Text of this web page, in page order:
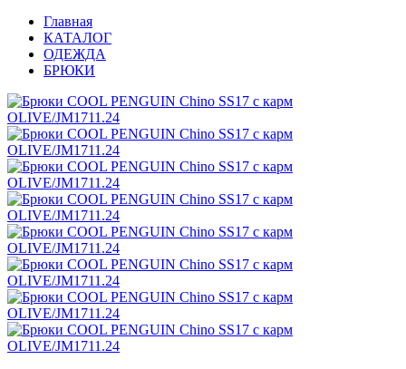
Главная
КАТАЛОГ
ОДЕЖДА
БРЮКИ